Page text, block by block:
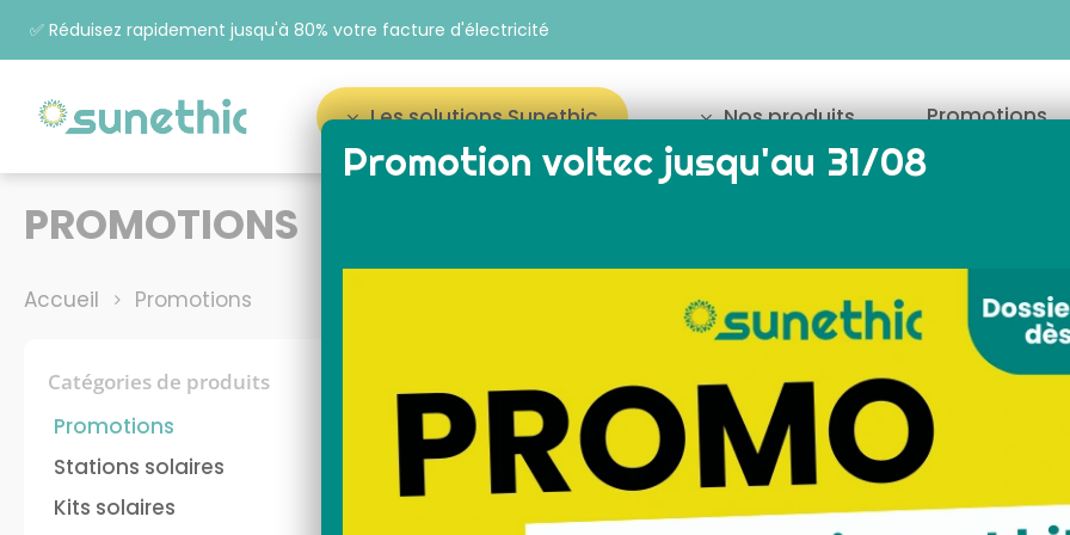
✅ Réduisez rapidement jusqu'à 80% votre facture d'électricité
Les solutions Sunethic Nos produits Promotions
PROMOTIONS
Affichage de 1–18
Accueil Promotions
Catégories de produits
Promotions
Stations solaires
Kits solaires
Promotions du moment
Promotion voltec jusqu'au 31/08